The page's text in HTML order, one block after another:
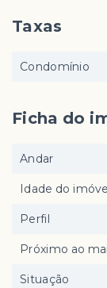
Taxas
Condomínio
Ficha do
Andar
Idade do
Perfil
Próximo ao
Situação